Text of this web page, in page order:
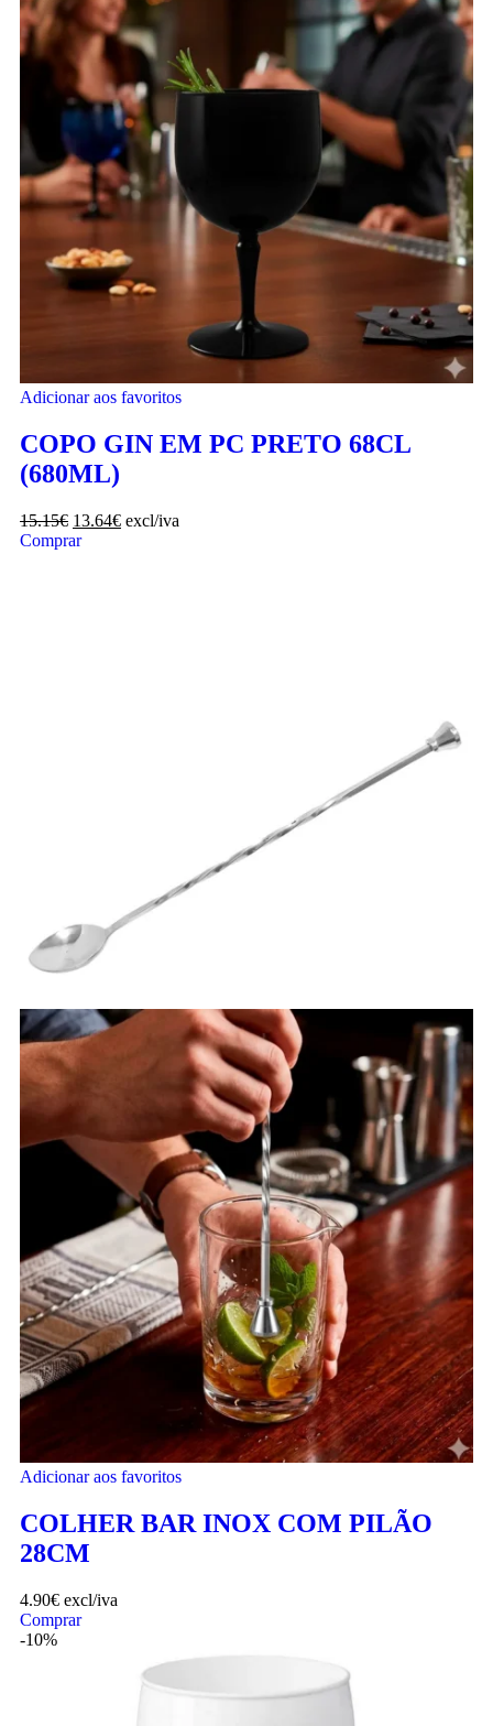
Adicionar aos favoritos
COPO GIN EM PC PRETO 68CL
(680ML)
15.15€ 13.64€ excl/iva
Comprar
Adicionar aos favoritos
COLHER BAR INOX COM PILÃO
28CM
4.90€ excl/iva
Comprar
-10%